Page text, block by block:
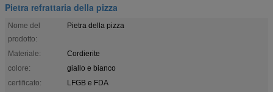
Pietra refrattaria della pizza
Nome del
prodotto:
Pietra della pizza
Materiale:
Cordierite
colore:
giallo e bianco
certificato:
LFGB e FDA